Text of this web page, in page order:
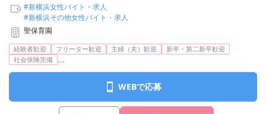
#新横浜女性バイト・求人
#新横浜その他女性バイト・求人
聖保育園
経験者歓迎 フリーター歓迎 主婦（夫）歓迎
新卒・第二新卒歓迎
社会保険完備 ...
WEBで応募